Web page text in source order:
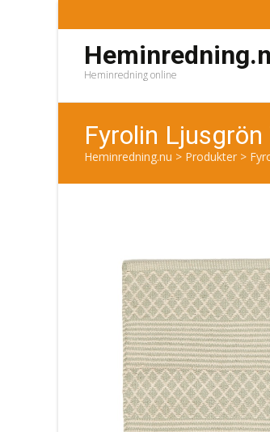
Heminredning online
Fyrolin
Heminredning.nu > Produkter >